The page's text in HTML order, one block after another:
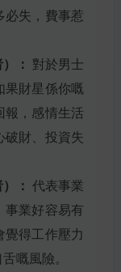
必失，費事惹
： 對於男士
果財星係你嘅
報，感情生活
破財、投資失
： 代表事業
事業好容易有
覺得工作壓力
嘅風險。